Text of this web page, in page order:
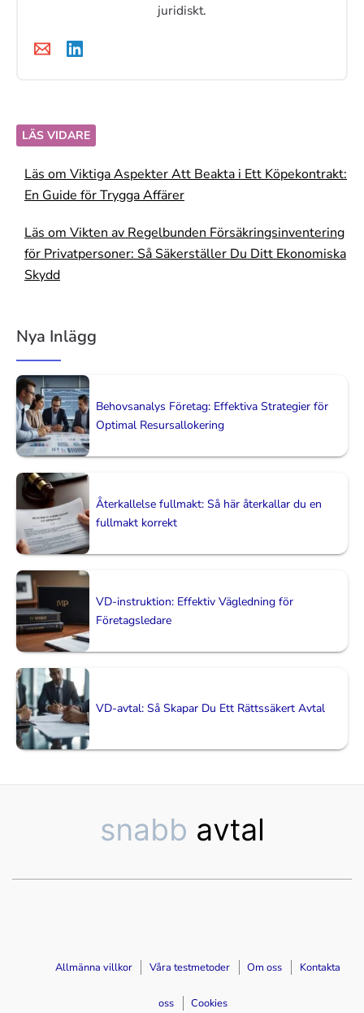
juridiskt.
LÄS VIDARE
Läs om Viktiga Aspekter Att Beakta i Ett Köpekontrakt:
En Guide för Trygga Affärer
Läs om Vikten av Regelbunden Försäkringsinventering
för Privatpersoner: Så Säkerställer Du Ditt Ekonomiska
Skydd
Nya Inlägg
Behovsanalys Företag: Effektiva Strategier för
Optimal Resursallokering
Återkallelse fullmakt: Så här återkallar du en
fullmakt korrekt
VD-instruktion: Effektiv Vägledning för
Företagsledare
VD-avtal: Så Skapar Du Ett Rättssäkert Avtal
Allmänna villkor Våra testmetoder Om oss Kontakta
oss Cookies